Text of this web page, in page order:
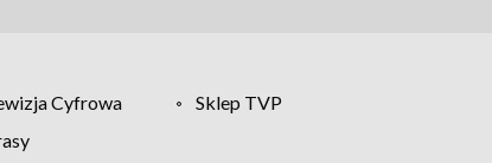
Cyfrowa
Sklep TVP